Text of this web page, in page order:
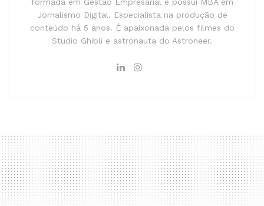
Jornalismo Digital. Especialista na produção de
conteúdo há 5 anos. É apaixonada pelos filmes do
Studio Ghibli e astronauta do Astroneer.